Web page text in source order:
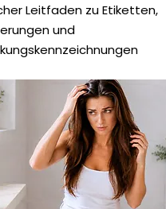
Leitfaden zu Etiketten,
und